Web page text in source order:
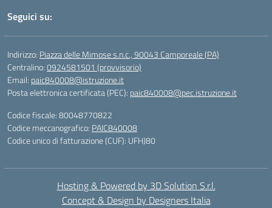
Seguici su:
Indirizzo: Piazza delle Mimose s.n.c., 90043 Camporeale (PA)
Centralino:0924581501 (provvisorio)
Email: paic840008@istruzione.it
Posta elettronica certificata (PEC): paic840008@pec.istruzione.it
Codice fiscale: 80048770822
Codice meccanografico: PAIC840008
Codice unico di fatturazione (CUF): UFHJ80
Hosting & Powered by 3D Solution S.r.l.
Concept & Design by Designers Italia